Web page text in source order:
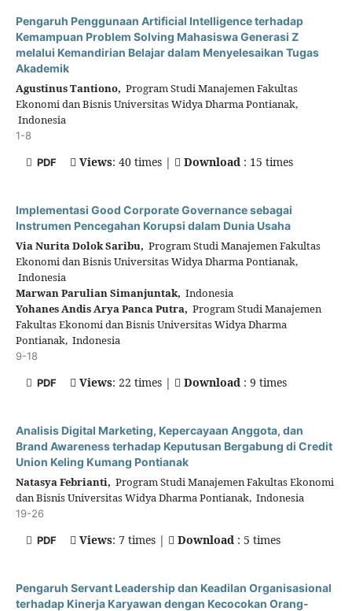
Pengaruh Penggunaan Artificial Intelligence terhadap
Kemampuan Problem Solving Mahasiswa Generasi Z
melalui Kemandirian Belajar dalam Menyelesaikan Tugas
Akademik
Agustinus Tantiono, Program Studi Manajemen Fakultas
Ekonomi dan Bisnis Universitas Widya Dharma Pontianak,
Indonesia
1-8
PDF Views: 40 times | Download : 15 times
Implementasi Good Corporate Governance sebagai
Instrumen Pencegahan Korupsi dalam Dunia Usaha
Via Nurita Dolok Saribu, Program Studi Manajemen Fakultas
Ekonomi dan Bisnis Universitas Widya Dharma Pontianak,
Indonesia
Marwan Parulian Simanjuntak, Indonesia
Yohanes Andis Arya Panca Putra, Program Studi Manajemen
Fakultas Ekonomi dan Bisnis Universitas Widya Dharma
Pontianak, Indonesia
9-18
PDF Views: 22 times | Download : 9 times
Analisis Digital Marketing, Kepercayaan Anggota, dan
Brand Awareness terhadap Keputusan Bergabung di Credit
Union Keling Kumang Pontianak
Natasya Febrianti, Program Studi Manajemen Fakultas Ekonomi
dan Bisnis Universitas Widya Dharma Pontianak, Indonesia
19-26
PDF Views: 7 times | Download : 5 times
Pengaruh Servant Leadership dan Keadilan Organisasional
terhadap Kinerja Karyawan dengan Kecocokan Orang-